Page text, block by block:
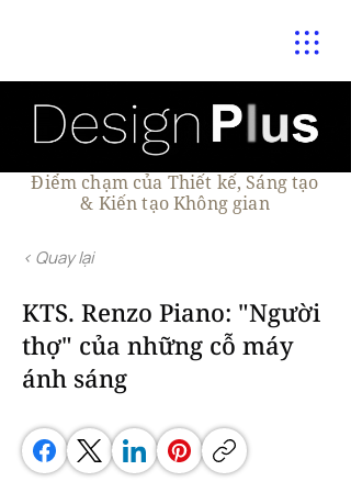
Điểm chạm của Thiết kế, Sáng tạo
& Kiến tạo Không gian
< Quay lại
KTS. Renzo Piano: "Người
thợ" của những cỗ máy
ánh sáng